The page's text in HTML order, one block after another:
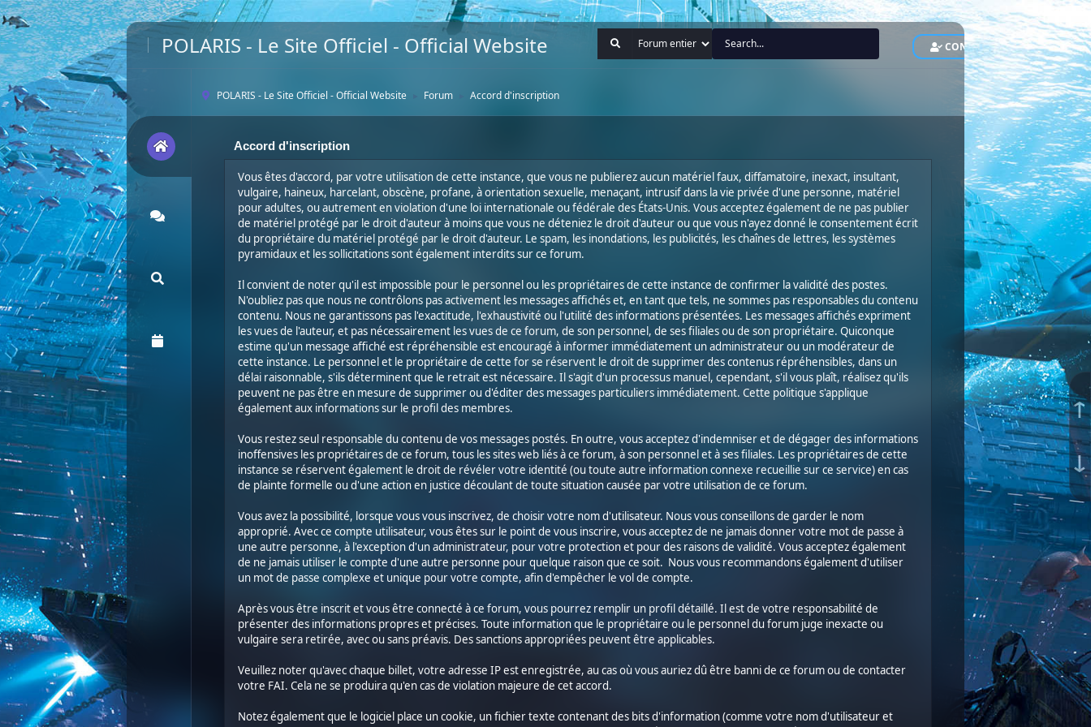
↑
↓
POLARIS - Le Site Officiel - Official Website CONNEXION
POLARIS - Le Site Officiel - Official Website Forum Accord d'inscription
Accord d'inscription
Vous êtes d'accord, par votre utilisation de cette instance, que vous ne publierez aucun matériel faux, diffamatoire, inexact, insultant,
vulgaire, haineux, harcelant, obscène, profane, à orientation sexuelle, menaçant, intrusif dans la vie privée d'une personne, matériel
pour adultes, ou autrement en violation d'une loi internationale ou fédérale des États-Unis. Vous acceptez également de ne pas publier
de matériel protégé par le droit d'auteur à moins que vous ne déteniez le droit d'auteur ou que vous n'ayez donné le consentement écrit
du propriétaire du matériel protégé par le droit d'auteur. Le spam, les inondations, les publicités, les chaînes de lettres, les systèmes
pyramidaux et les sollicitations sont également interdits sur ce forum.
Il convient de noter qu'il est impossible pour le personnel ou les propriétaires de cette instance de confirmer la validité des postes.
N'oubliez pas que nous ne contrôlons pas activement les messages affichés et, en tant que tels, ne sommes pas responsables du contenu
contenu. Nous ne garantissons pas l'exactitude, l'exhaustivité ou l'utilité des informations présentées. Les messages affichés expriment
les vues de l'auteur, et pas nécessairement les vues de ce forum, de son personnel, de ses filiales ou de son propriétaire. Quiconque
estime qu'un message affiché est répréhensible est encouragé à informer immédiatement un administrateur ou un modérateur de
cette instance. Le personnel et le propriétaire de cette for se réservent le droit de supprimer des contenus répréhensibles, dans un
délai raisonnable, s'ils déterminent que le retrait est nécessaire. Il s'agit d'un processus manuel, cependant, s'il vous plaît, réalisez qu'ils
peuvent ne pas être en mesure de supprimer ou d'éditer des messages particuliers immédiatement. Cette politique s'applique
également aux informations sur le profil des membres.
Vous restez seul responsable du contenu de vos messages postés. En outre, vous acceptez d'indemniser et de dégager des informations
inoffensives les propriétaires de ce forum, tous les sites web liés à ce forum, à son personnel et à ses filiales. Les propriétaires de cette
instance se réservent également le droit de révéler votre identité (ou toute autre information connexe recueillie sur ce service) en cas
de plainte formelle ou d'une action en justice découlant de toute situation causée par votre utilisation de ce forum.
Vous avez la possibilité, lorsque vous vous inscrivez, de choisir votre nom d'utilisateur. Nous vous conseillons de garder le nom
approprié. Avec ce compte utilisateur, vous êtes sur le point de vous inscrire, vous acceptez de ne jamais donner votre mot de passe à
une autre personne, à l'exception d'un administrateur, pour votre protection et pour des raisons de validité. Vous acceptez également
de ne jamais utiliser le compte d'une autre personne pour quelque raison que ce soit. Nous vous recommandons également d'utiliser
un mot de passe complexe et unique pour votre compte, afin d'empêcher le vol de compte.
Après vous être inscrit et vous être connecté à ce forum, vous pourrez remplir un profil détaillé. Il est de votre responsabilité de
présenter des informations propres et précises. Toute information que le propriétaire ou le personnel du forum juge inexacte ou
vulgaire sera retirée, avec ou sans préavis. Des sanctions appropriées peuvent être applicables.
Veuillez noter qu'avec chaque billet, votre adresse IP est enregistrée, au cas où vous auriez dû être banni de ce forum ou de contacter
votre FAI. Cela ne se produira qu'en cas de violation majeure de cet accord.
Notez également que le logiciel place un cookie, un fichier texte contenant des bits d'information (comme votre nom d'utilisateur et